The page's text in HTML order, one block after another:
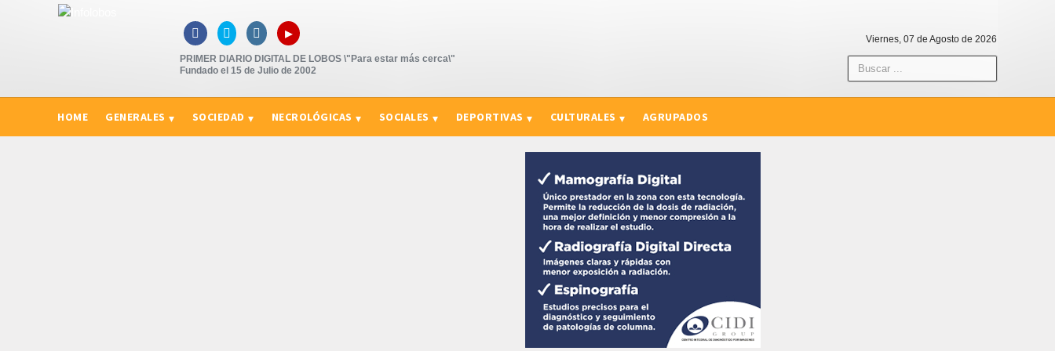
   ▸
PRIMER DIARIO DIGITAL DE LOBOS \"Para estar más cerca\"
Fundado el 15 de Julio de 2002
Viernes, 07 de Agosto de 2026
HOME GENERALES SOCIEDAD NECROLÓGICAS SOCIALES DEPORTIVAS CULTURALES AGRUPADOS